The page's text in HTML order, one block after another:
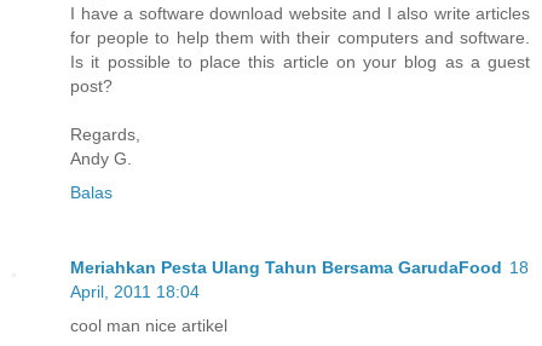
I have a software download website and I also write articles
for people to help them with their computers and software.
Is it possible to place this article on your blog as a guest
post?
Regards,
Andy G.
Balas
Meriahkan Pesta Ulang Tahun Bersama GarudaFood 18
April, 2011 18:04
cool man nice artikel